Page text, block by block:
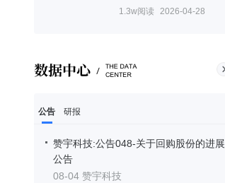
桂林三金为基石投资者
1.3w阅读 2026-04-28
公告 研报
赞宇科技:公告048-关于回购股份的进展
公告
08-04 赞宇科技